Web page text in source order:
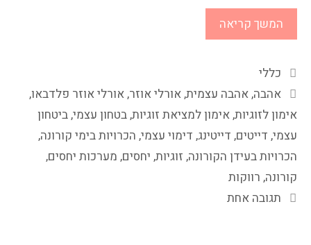
המשך קריאה
כללי
אהבה,אהבה עצמית,אורלי אוזר,אורלי אוזר פלדבאו,
אימון לזוגיות,אימון למציאת זוגיות,בטחון עצמי,ביטחון
עצמי, דייטים, דייטינג, דימוי עצמי, הכרויות בימי קורונה,
הכרויות בעידן הקורונה, זוגיות, יחסים, מערכות יחסים,
קורונה, רווקות
תגובה אחת